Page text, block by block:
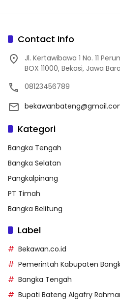
Contact Info
Jl. Kertawibawa 1 No. 11
BOX 11000, Bekasi, Jawa
08123456789
Kategori
Bangka Tengah
Bangka Selatan
Pangkalpinang
PT Timah
Bangka Belitung
Label
Bekawan.co.id
Pemerintah Kabupaten
Bangka Tengah
Bupati Bateng Algafry